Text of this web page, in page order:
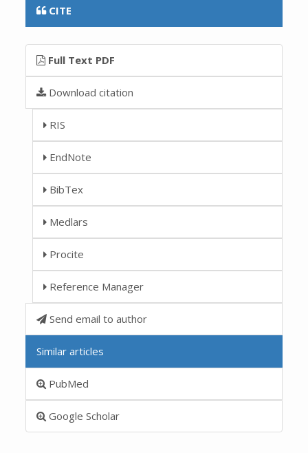
CITE
Full Text PDF
Download citation
RIS
EndNote
BibTex
Medlars
Procite
Reference Manager
Send email to author
Similar articles
PubMed
Google Scholar